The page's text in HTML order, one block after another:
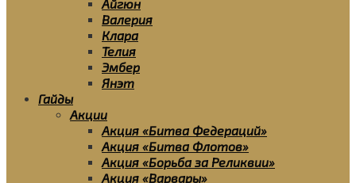
Айгюн
Валерия
Клара
Телия
Эмбер
Янэт
Гайды
Акции
Акция «Битва Федераций»
Акция «Битва Флотов»
Акция «Борьба за Реликвии»
Акция «Варвары»